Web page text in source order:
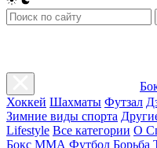
Хоккей Шахматы Футзал
Зимние виды спорта
Lifestyle Все категории О
Бокс ММА Футбол Борьба